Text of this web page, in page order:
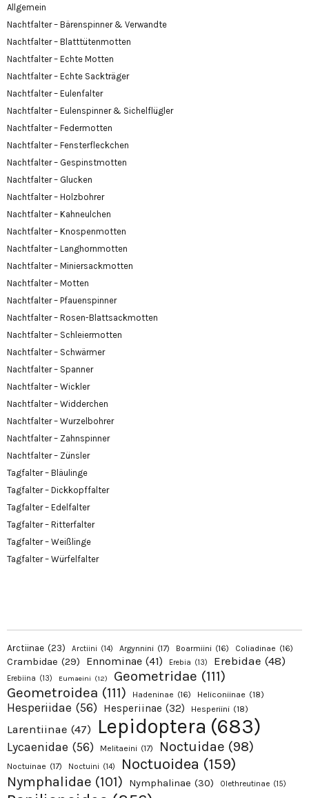
Allgemein
Nachtfalter – Bärenspinner & Verwandte
Nachtfalter – Blatttütenmotten
Nachtfalter – Echte Motten
Nachtfalter – Echte Sackträger
Nachtfalter – Eulenfalter
Nachtfalter – Eulenspinner & Sichelflügler
Nachtfalter – Federmotten
Nachtfalter – Fensterfleckchen
Nachtfalter – Gespinstmotten
Nachtfalter – Glucken
Nachtfalter – Holzbohrer
Nachtfalter – Kahneulchen
Nachtfalter – Knospenmotten
Nachtfalter – Langhornmotten
Nachtfalter – Miniersackmotten
Nachtfalter – Motten
Nachtfalter – Pfauenspinner
Nachtfalter – Rosen-Blattsackmotten
Nachtfalter – Schleiermotten
Nachtfalter – Schwärmer
Nachtfalter – Spanner
Nachtfalter – Wickler
Nachtfalter – Widderchen
Nachtfalter – Wurzelbohrer
Nachtfalter – Zahnspinner
Nachtfalter – Zünsler
Tagfalter – Bläulinge
Tagfalter – Dickkopffalter
Tagfalter – Edelfalter
Tagfalter – Ritterfalter
Tagfalter – Weißlinge
Tagfalter – Würfelfalter
Arctiinae (23) Arctiini (14) Argynnini (17) Boarmiini (16) Coliadinae (16)
Crambidae (29) Ennominae (41) Erebia (13) Erebidae (48)
Erebiina (13) Eumaeini (12) Geometridae (111)
Geometroidea (111) Hadeninae (16) Heliconiinae (18)
Hesperiidae (56) Hesperiinae (32) Hesperiini (18)
Larentiinae (47) Lepidoptera (683)
Lycaenidae (56) Melitaeini (17) Noctuidae (98)
Noctuinae (17) Noctuini (14) Noctuoidea (159)
Nymphalidae (101) Nymphalinae (30) Olethreutinae (15)